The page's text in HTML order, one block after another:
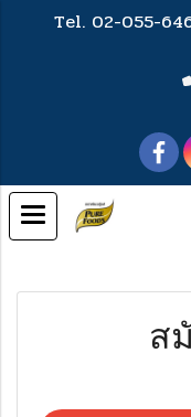
Tel. 02-055-
ส